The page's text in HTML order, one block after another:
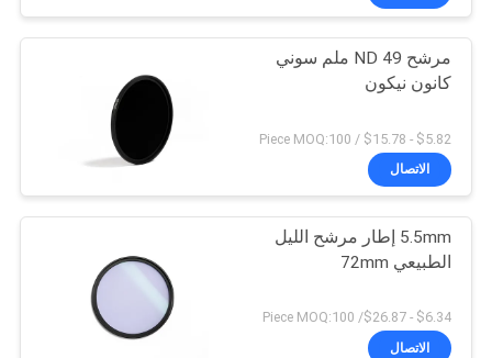
مرشح ND 49 ملم سوني
كانون نيكون
$5.82 - $15.78 / Piece MOQ:100
الاتصال
5.5mm إطار مرشح الليل
الطبيعي 72mm
$6.34 - $26.87/ Piece MOQ:100
الاتصال